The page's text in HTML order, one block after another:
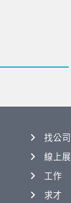
找公司
線上展
工作
求才